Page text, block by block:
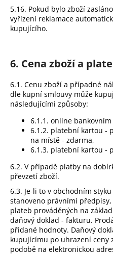
5.16. Pokud bylo zboží
vyřízení reklamace
kupujícího.
6. Cena zboží a
6.1. Cenu zboží a případné
dle kupní smlouvy může
následujícími způsoby:
6.1.1. online
6.1.2. platební kartou -
na místě - zdarma,
6.1.3. platební kartou -
6.2. V případě platby na
převzetí zboží.
6.3. Je-li to v obchodním
stanoveno právními
plateb prováděných na
daňový doklad - fakturu.
přidané hodnoty. Daňový
kupujícímu po uhrazení ceny
podobě na elektronickou